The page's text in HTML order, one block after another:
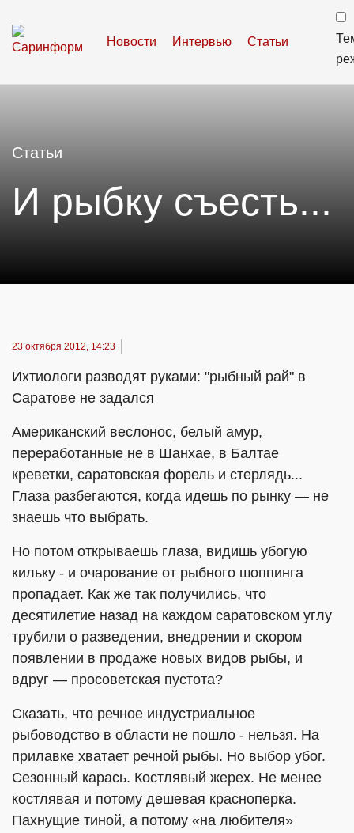
Новости Интервью Статьи
Статьи
И рыбку съесть...
23 октября 2012, 14:23
Ихтиологи разводят руками: "рыбный рай" в
Саратове не задался
Американский веслонос, белый амур,
переработанные не в Шанхае, в Балтае
креветки, саратовская форель и стерлядь...
Глаза разбегаются, когда идешь по рынку — не
знаешь что выбрать.
Но потом открываешь глаза, видишь убогую
кильку - и очарование от рыбного шоппинга
пропадает. Как же так получились, что
десятилетие назад на каждом саратовском углу
трубили о разведении, внедрении и скором
появлении в продаже новых видов рыбы, и
вдруг — просоветская пустота?
Сказать, что речное индустриальное
рыбоводство в области не пошло - нельзя. На
прилавке хватает речной рыбы. Но выбор убог.
Сезонный карась. Костлявый жерех. Не менее
костлявая и потому дешевая красноперка.
Пахнущие тиной, а потому «на любителя»